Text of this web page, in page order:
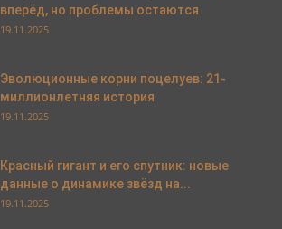
вперёд, но проблемы остаются
19.11.2025
Эволюционные корни поцелуев: 21-
миллионлетняя история
19.11.2025
Красный гигант и его спутник: новые
данные о динамике звёзд на...
19.11.2025